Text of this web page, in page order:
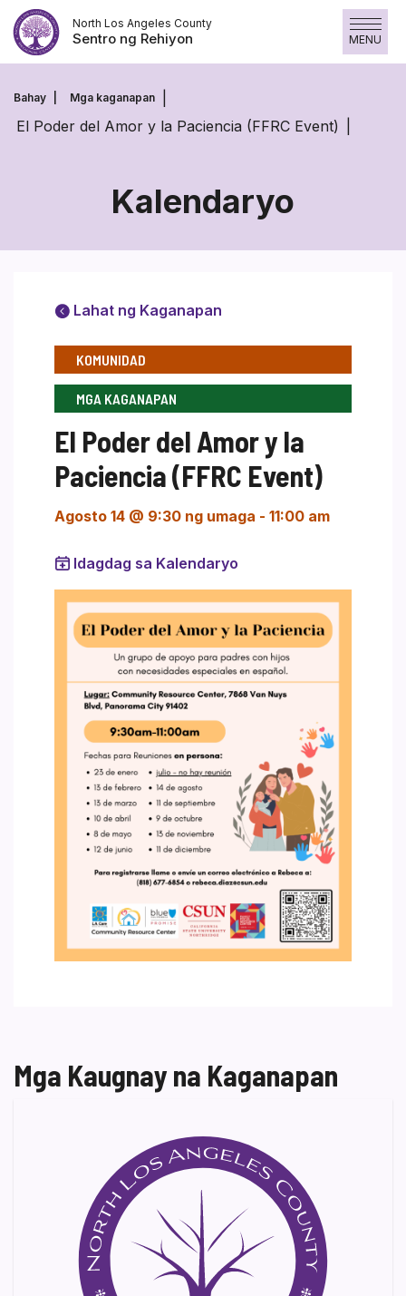
Laktawan
ang
nilalaman
North Los Angeles County
Sentro ng Rehiyon MENU
Bahay Mga kaganapan
El Poder del Amor y la Paciencia (FFRC Event)
Kalendaryo
Lahat ng Kaganapan
KOMUNIDAD
MGA KAGANAPAN
El Poder del Amor y la
Paciencia (FFRC Event)
Agosto 14 @ 9:30 ng umaga - 11:00 am
Idagdag sa Kalendaryo
Mga Kaugnay na Kaganapan